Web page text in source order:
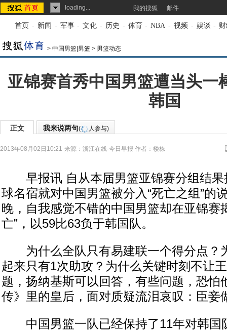
loading... 我的搜狐 邮件
首页 - 新闻 - 军事 - 文化 - 历史 - 体育 - NBA - 视频 - 娱谈 -
> 中国男篮|男篮 > 男篮动态
亚锦赛首秀中国男篮遭当头一
韩国
正文 我来说两句( 人参与)
2013年08月02日10:21 来源： 浙江在线-今日早报 作者：楼栋
早报讯 自从本届男篮亚锦赛分组结果
球名宿就对中国男篮被分入“死亡之组”的
晚，自我感觉不错的中国男篮却在亚锦赛
亡”，以59比63负于韩国队。
为什么全队只有易建联一个得分点？
起来只有1次助攻？为什么关键时刻不让
题，扬纳基斯可以回答，有些问题，恐怕
传》里的皇后，面对质疑流泪哀叹：臣妾
中国男篮一队已经保持了11年对韩国